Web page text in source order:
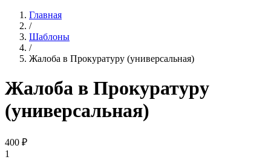
Главная
/
Шаблоны
/
Жалоба в Прокуратуру (универсальная)
Жалоба в Прокуратуру
(универсальная)
400 ₽
1